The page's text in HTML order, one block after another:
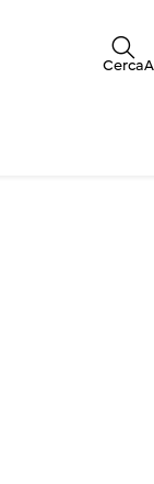
Cerca